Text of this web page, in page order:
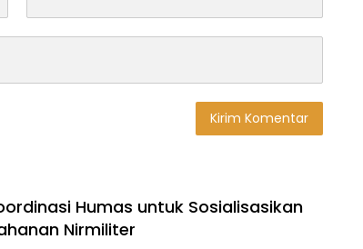
Humas untuk Sosialisasikan
Nirmiliter